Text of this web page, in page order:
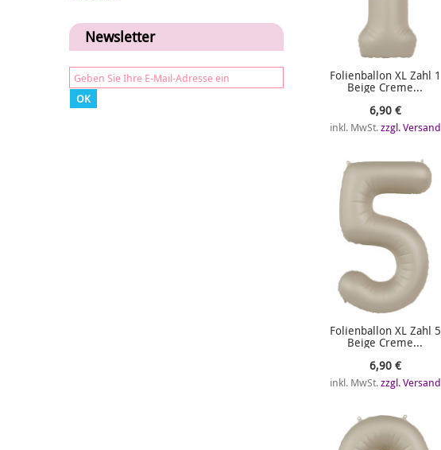
Newsletter
OK
Folienballon XL Zahl 1
Beige Creme...
6,90 €
inkl. MwSt.zzgl. Versand
Folienballon XL Zahl 5
Beige Creme...
6,90 €
inkl. MwSt.zzgl. Versand